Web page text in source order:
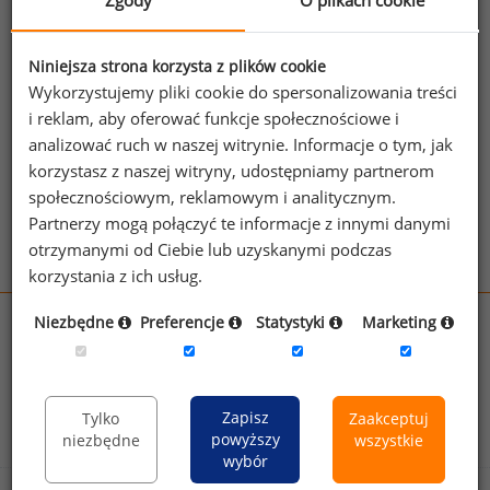
Jeżeli posiadasz dostęp, do pełnego raportu
jednego z powyższych stanowisk możesz za
jego pomocą sprawdzić raporty dla
pozostałych.
Wykorzystaj kod
Aby otrzymać darmowy kod dostępu weź udział
wOgólnopolskim Badaniu Wynagrodzeń.
wynagrodzenia.pl
sedlak.pl
kfw.sedlak.pl
badania
HR.pl
Niniejsza strona korzysta z plików cookie
Wykorzystujemy pliki cookie do spersonalizowania treści
i reklam, aby oferować funkcje społecznościowe i
analizować ruch w naszej witrynie. Informacje o tym, jak
korzystasz z naszej witryny, udostępniamy partnerom
społecznościowym, reklamowym i analitycznym.
Partnerzy mogą połączyć te informacje z innymi danymi
otrzymanymi od Ciebie lub uzyskanymi podczas
korzystania z ich usług.
Niezbędne Preferencje Statystyki Marketing
Tylko
niezbędne
Zapisz
powyższy
wybór
Zaakceptuj
wszystkie